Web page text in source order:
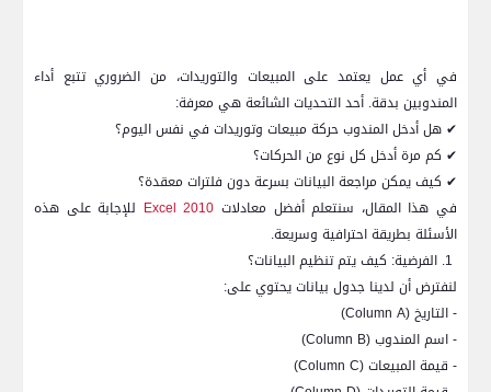
في أي عمل يعتمد على المبيعات والتوريدات، من الضروري تتبع أداء
المندوبين بدقة. أحد التحديات الشائعة هي معرفة:
✔ هل أدخل المندوب حركة مبيعات وتوريدات في نفس اليوم؟
✔ كم مرة أدخل كل نوع من الحركات؟
✔ كيف يمكن مراجعة البيانات بسرعة دون فلترات معقدة؟
في هذا المقال، سنتعلم أفضل معادلات Excel 2010 للإجابة على هذه
الأسئلة بطريقة احترافية وسريعة.
1. الفرضية: كيف يتم تنظيم البيانات؟
لنفترض أن لدينا جدول بيانات يحتوي على:
- التاريخ (Column A
)
- اسم المندوب (Column B
)
- قيمة المبيعات (Column C
)